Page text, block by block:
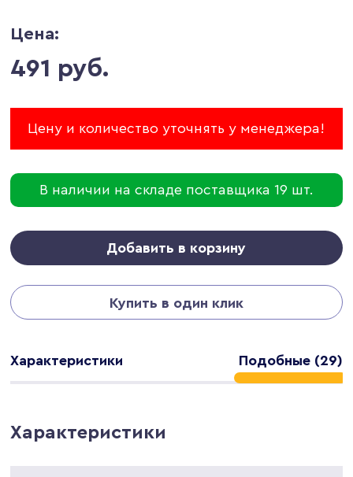
Цена:
491 руб.
Цену и количество уточнять у менеджера!
В наличии на складе поставщика 19 шт.
Добавить в корзину
Купить в один клик
Характеристики Подобные (29)
Характеристики